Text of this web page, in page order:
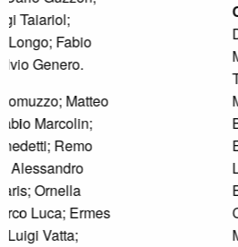
Collaboratori
: Cristina
Debelli; Tatiana Rusconi;
Mareschi; Ornella Gardel;
Trombetta; Anna Rossi;
MassimoGrion; Matteo
Bertoli; Lorenzo Petralia;
Ermes Madrassi; Paolo
Luca; Giacomo Bartelloni;
Emanuele Calligaris; Juri
Cesco; Ivano Candon;
Matteo Giraldi; Fabrizio